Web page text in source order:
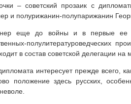
– советский прозаик с
и полурижанин-полупарижанин
еще до войны и в первые ее
полулитературоведческих
в состав советской делегации
интересует прежде всего,
положение здесь русских,